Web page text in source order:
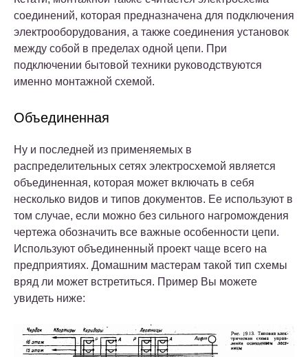
соединений, которая предназначена для подключения
электрооборудования, а также соединения установок
между собой в пределах одной цепи. При
подключении бытовой техники руководствуются
именно монтажной схемой.
Объединенная
Ну и последней из применяемых в
распределительных сетях электросхемой является
объединенная, которая может включать в себя
несколько видов и типов документов. Ее используют в
том случае, если можно без сильного нагромождения
чертежа обозначить все важные особенности цепи.
Используют объединенный проект чаще всего на
предприятиях. Домашним мастерам такой тип схемы
вряд ли может встретиться. Пример Вы можете
увидеть ниже: